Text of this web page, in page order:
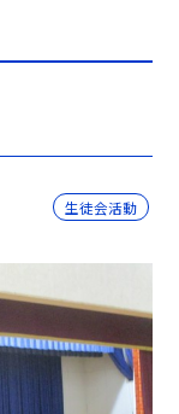
生徒会活動